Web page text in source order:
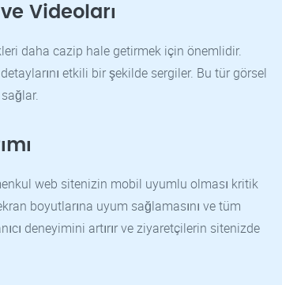
Videoları
daha cazip hale getirmek için önemlidir.
etkili bir şekilde sergiler. Bu tür görsel
web sitenizin mobil uyumlu olması kritik
boyutlarına uyum sağlamasını ve tüm
deneyimini artırır ve ziyaretçilerin sitenizde